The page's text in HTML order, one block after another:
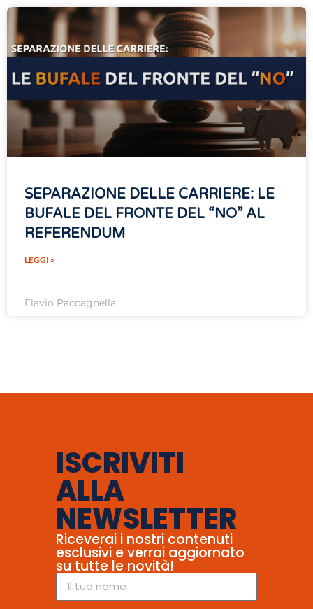
SEPARAZIONE DELLE CARRIERE: LE
BUFALE DEL FRONTE DEL “NO” AL
REFERENDUM
LEGGI »
Flavio Paccagnella
ISCRIVITI
ALLA
NEWSLETTER
Riceverai i nostri contenuti
esclusivi e verrai aggiornato
su tutte le novità!